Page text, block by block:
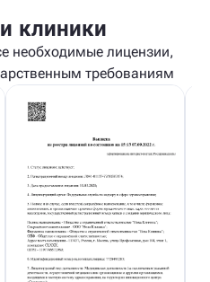
клиники
необходимые лицензии,
требованиям